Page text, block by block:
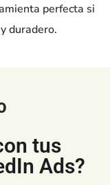
perfecta si
duradero.
tus
Ads?